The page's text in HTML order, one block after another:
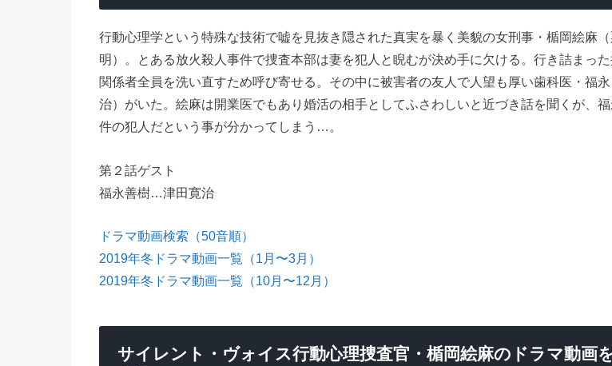
行動心理学という特殊な技術で嘘を見抜き隠された真実を暴く美貌の女刑事・楯岡絵麻
明）。とある放火殺人事件で捜査本部は妻を犯人と睨むが決め手に欠ける。行き詰まっ
関係者全員を洗い直すため呼び寄せる。その中に被害者の友人で人望も厚い歯科医・福
治）がいた。絵麻は開業医でもあり婚活の相手としてふさわしいと近づき話を聞くが、
件の犯人だという事が分かってしまう…。
第２話ゲスト
福永善樹…津田寛治
ドラマ動画検索（50音順）
2019年冬ドラマ動画一覧（1月〜3月）
2019年冬ドラマ動画一覧（10月〜12月）
サイレント・ヴォイス行動心理捜査官・楯岡絵麻のドラマ動画